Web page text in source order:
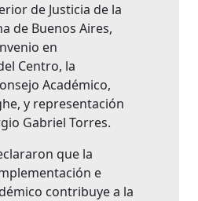
de Justicia de la
de Buenos Aires,
en
Centro, la
Académico,
y representación
Gabriel Torres.
que la
e
contribuye a la